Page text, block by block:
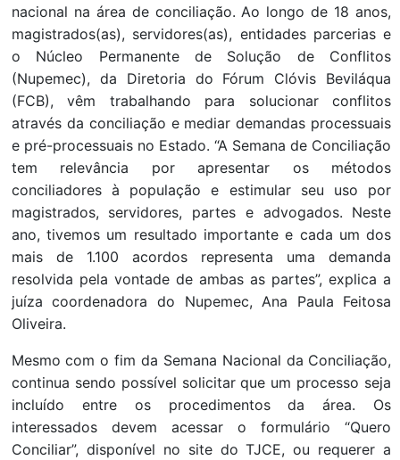
nacional na área de conciliação. Ao longo de 18 anos,
magistrados(as), servidores(as), entidades parcerias e
o Núcleo Permanente de Solução de Conflitos
(Nupemec), da Diretoria do Fórum Clóvis Beviláqua
(FCB), vêm trabalhando para solucionar conflitos
através da conciliação e mediar demandas processuais
e pré-processuais no Estado. “A Semana de Conciliação
tem relevância por apresentar os métodos
conciliadores à população e estimular seu uso por
magistrados, servidores, partes e advogados. Neste
ano, tivemos um resultado importante e cada um dos
mais de 1.100 acordos representa uma demanda
resolvida pela vontade de ambas as partes”, explica a
juíza coordenadora do Nupemec, Ana Paula Feitosa
Oliveira.
Mesmo com o fim da Semana Nacional da Conciliação,
continua sendo possível solicitar que um processo seja
incluído entre os procedimentos da área. Os
interessados devem acessar o formulário “Quero
Conciliar”, disponível no site do TJCE, ou requerer a